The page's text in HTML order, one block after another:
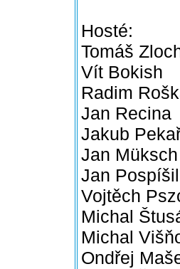
Hosté:
Tomáš
Vít Bokish
Radim
Jan Recina
Jakub
Jan Müksch
Jan
Vojtěch
Michal
Michal
Ondřej